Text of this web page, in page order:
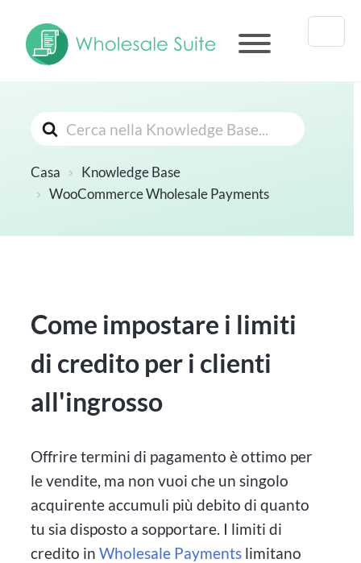
Cerca
Casa
Knowledge Base
WooCommerce Wholesale Payments
Come impostare i limiti
di credito per i clienti
all'ingrosso
Offrire termini di pagamento è ottimo per
le vendite, ma non vuoi che un singolo
acquirente accumuli più debito di quanto
tu sia disposto a sopportare. I limiti di
credito inWholesale Payments limitano